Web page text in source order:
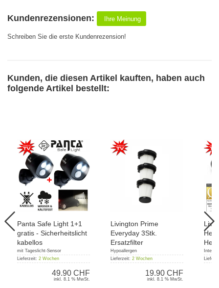
Kundenrezensionen: Ihre Meinung
Schreiben Sie die erste Kundenrezension!
Kunden, die diesen Artikel kauften, haben auch
folgende Artikel bestellt:
Panta Safe Light 1+1
gratis - Sicherheitslicht
kabellos
mit Tageslicht-Sensor
Lieferzeit: 2 Wochen
49.90 CHF
inkl. 8.1 % MwSt.
Livington Prime
Everyday 3Stk.
Ersatzfilter
Hypoallergen
Lieferzeit: 2 Wochen
19.90 CHF
inkl. 8.1 % MwSt.